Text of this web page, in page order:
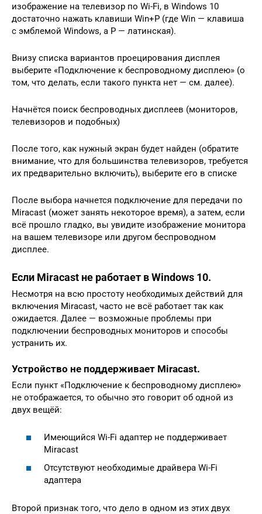
изображение на телевизор по Wi-Fi, в Windows 10
достаточно нажать клавиши Win+P (где Win — клавиша
с эмблемой Windows, а P — латинская).
Внизу списка вариантов проецирования дисплея
выберите «Подключение к беспроводному дисплею» (о
том, что делать, если такого пункта нет — см. далее).
Начнётся поиск беспроводных дисплеев (мониторов,
телевизоров и подобных)
После того, как нужный экран будет найден (обратите
внимание, что для большинства телевизоров, требуется
их предварительно включить), выберите его в списке
После выбора начнется подключение для передачи по
Miracast (может занять некоторое время), а затем, если
всё прошло гладко, вы увидите изображение монитора
на вашем телевизоре или другом беспроводном
дисплее.
Если Miracast не работает в Windows 10.
Несмотря на всю простоту необходимых действий для
включения Miracast, часто не всё работает так как
ожидается. Далее — возможные проблемы при
подключении беспроводных мониторов и способы
устранить их.
Устройство не поддерживает Miracast.
Если пункт «Подключение к беспроводному дисплею»
не отображается, то обычно это говорит об одной из
двух вещёй:
Имеющийся Wi-Fi адаптер не поддерживает
Miracast
Отсутствуют необходимые драйвера Wi-Fi
адаптера
Второй признак того, что дело в одном из этих двух